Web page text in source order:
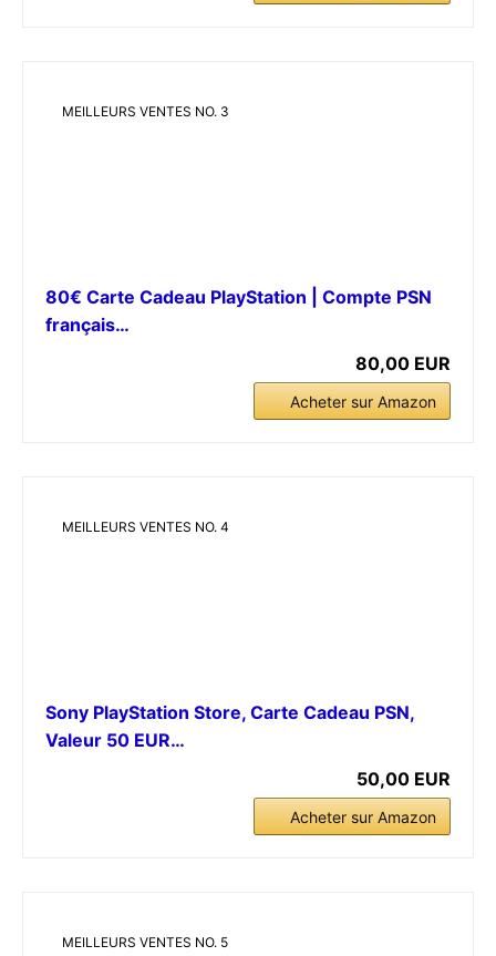
MEILLEURS VENTES NO. 3
80€ Carte Cadeau PlayStation | Compte PSN
français…
80,00 EUR
Acheter sur Amazon
MEILLEURS VENTES NO. 4
Sony PlayStation Store, Carte Cadeau PSN,
Valeur 50 EUR…
50,00 EUR
Acheter sur Amazon
MEILLEURS VENTES NO. 5